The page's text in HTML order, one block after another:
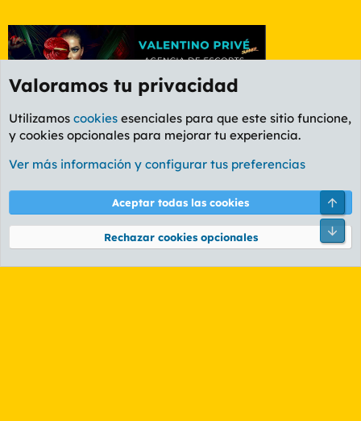
Etiquetas
Cookies
PL OLDSTYLE AMARILLO
Términos y reglas Política de privacidad Ayuda
Community platform by XenForo® © 2010-2026 XenForo Ltd.
Valoramos tu privacidad
Utilizamos cookies esenciales para que este sitio funcione,
y cookies opcionales para mejorar tu experiencia.
Ver más información y configurar tus preferencias
Aceptar todas las cookies
Rechazar cookies opcionales
Pie